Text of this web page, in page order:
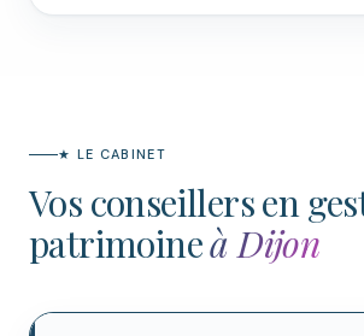
★ LE CABINET
Vos conseillers en
patrimoineà Dijon